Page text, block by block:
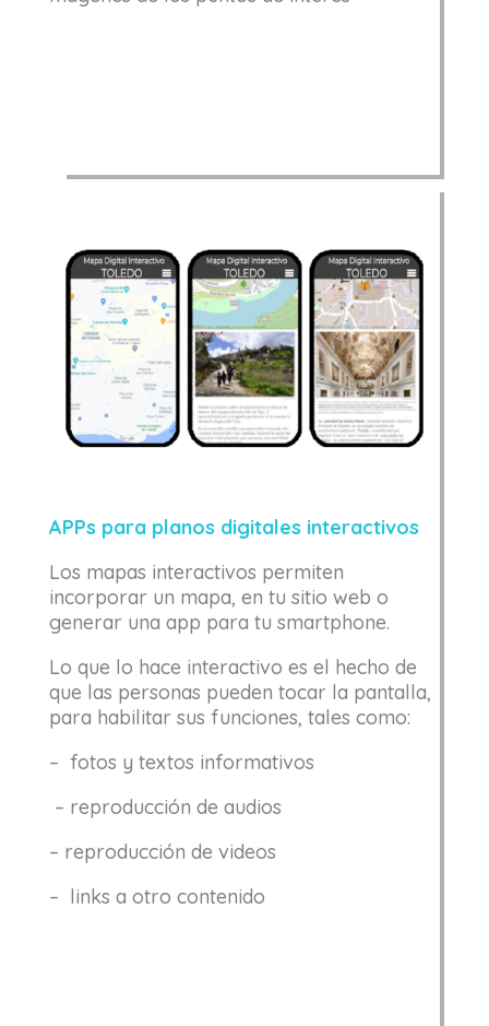
APPs para planos digitales interactivos
Los mapas interactivos permiten
incorporar un mapa, en tu sitio web o
generar una app para tu smartphone.
Lo que lo hace interactivo es el hecho de
que las personas pueden tocar la pantalla,
para habilitar sus funciones, tales como:
– fotos y textos informativos
– reproducción de audios
– reproducción de videos
– links a otro contenido